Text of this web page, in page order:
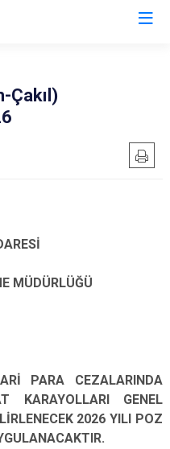
Çakıl)
MÜDÜRLÜĞÜ
PARA CEZALARINDA
KARAYOLLARI GENEL
2026 YILI POZ